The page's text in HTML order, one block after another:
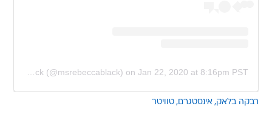
A post shared by Rebecca Black (@msrebeccablack) on Jan 22, 2020 at 8:16pm PST
רבקה בלאק אינסטגרם טוויטר